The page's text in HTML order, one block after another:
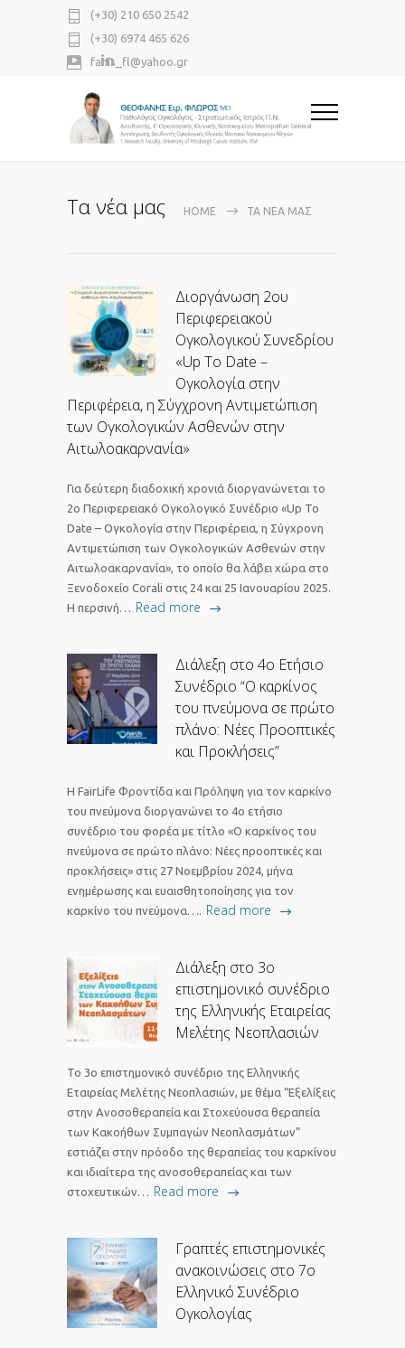
(+30) 210 650 2542
(+30) 6974 465 626
fanis_fl@yahoo.gr
Τα νέα μας HOME ΤΑ ΝΈΑ ΜΑΣ
Διοργάνωση 2ου
Περιφερειακού
Ογκολογικού Συνεδρίου
«Up To Date –
Ογκολογία στην
Περιφέρεια, η Σύγχρονη Αντιμετώπιση
των Ογκολογικών Ασθενών στην
Αιτωλοακαρνανία»
Για δεύτερη διαδοχική χρονιά διοργανώνεται το
2ο Περιφερειακό Ογκολογικό Συνέδριο «Up To
Date – Ογκολογία στην Περιφέρεια, η Σύγχρονη
Αντιμετώπιση των Ογκολογικών Ασθενών στην
Αιτωλοακαρνανία», το οποίο θα λάβει χώρα στο
Ξενοδοχείο Corali στις 24 και 25 Ιανουαρίου 2025.
Η περσινή… Read more
Διάλεξη στο 4ο Ετήσιο
Συνέδριο “Ο καρκίνος
του πνεύμονα σε πρώτο
πλάνο: Νέες Προοπτικές
και Προκλήσεις”
Η FairLife Φροντίδα και Πρόληψη για τον καρκίνο
του πνεύμονα διοργανώνει το 4ο ετήσιο
συνέδριο του φορέα με τίτλο «Ο καρκίνος του
πνεύμονα σε πρώτο πλάνο: Νέες προοπτικές και
προκλήσεις» στις 27 Νοεμβρίου 2024, μήνα
ενημέρωσης και ευαισθητοποίησης για τον
καρκίνο του πνεύμονα…. Read more
Διάλεξη στο 3ο
επιστημονικό συνέδριο
της Ελληνικής Εταιρείας
Μελέτης Νεοπλασιών
Το 3ο επιστημονικό συνέδριο της Ελληνικής
Εταιρείας Μελέτης Νεοπλασιών, με θέμα “Εξελίξεις
στην Ανοσοθεραπεία και Στοχεύουσα θεραπεία
των Κακοήθων Συμπαγών Νεοπλασμάτων”
εστιάζει στην πρόοδο της θεραπείας του καρκίνου
και ιδιαίτερα της ανοσοθεραπείας και των
στοχευτικών… Read more
Γραπτές επιστημονικές
ανακοινώσεις στο 7ο
Ελληνικό Συνέδριο
Ογκολογίας